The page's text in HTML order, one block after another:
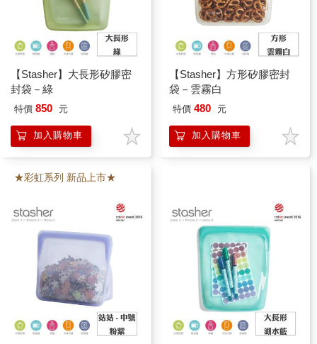
【Stasher】大長形矽膠密
封袋－綠
特價 850 元
加入購物車
【Stasher】方形矽膠密封
袋－雲霧白
特價 480 元
加入購物車
★彩虹系列 新品上市★